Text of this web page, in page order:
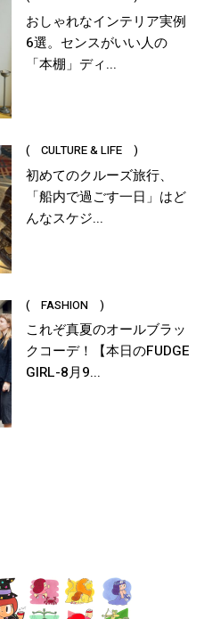
おしゃれなインテリア実例
6選。センスがいい人の
「本棚」ディ...
( CULTURE & LIFE )
初めてのクルーズ旅行、
「船内で過ごす一日」はど
んなスケジ...
( FASHION )
これぞ真夏のオールブラッ
クコーデ！【本日のFUDGE
GIRL-8月9...